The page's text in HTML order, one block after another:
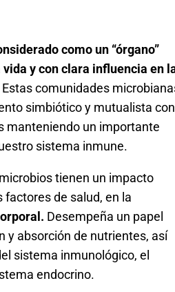
como un “órgano”
y con clara influencia en
Estas comunidades
simbiótico y mutualista con
manteniendo un importante
sistema inmune.
tienen un impacto
de salud, en la
Desempeña un papel
y absorción de nutrientes, así
sistema inmunológico, el
endocrino.